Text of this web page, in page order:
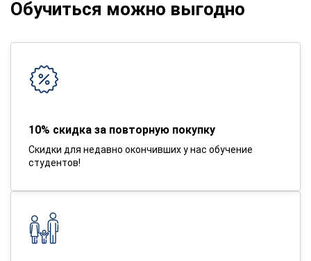
Обучиться можно выгодно
10% скидка за повторную покупку
Скидки для недавно окончивших у нас обучение
студентов!